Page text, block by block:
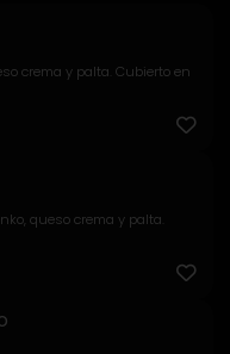
crema y palta. Cubierto en
queso crema y palta.